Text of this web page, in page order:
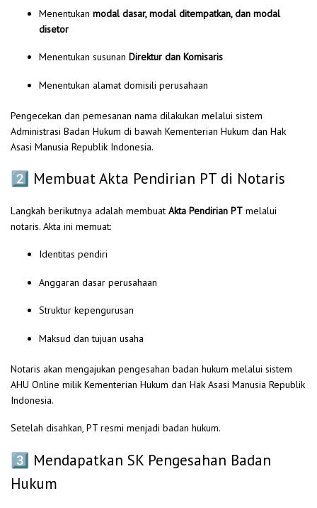
Menentukan modal dasar, modal ditempatkan, dan modal
disetor
Menentukan susunan Direktur dan Komisaris
Menentukan alamat domisili perusahaan
Pengecekan dan pemesanan nama dilakukan melalui sistem
Administrasi Badan Hukum di bawah Kementerian Hukum dan Hak
Asasi Manusia Republik Indonesia.
2️⃣ Membuat Akta Pendirian PT di Notaris
Langkah berikutnya adalah membuat Akta Pendirian PT melalui
notaris. Akta ini memuat:
Identitas pendiri
Anggaran dasar perusahaan
Struktur kepengurusan
Maksud dan tujuan usaha
Notaris akan mengajukan pengesahan badan hukum melalui sistem
AHU Online milik Kementerian Hukum dan Hak Asasi Manusia Republik
Indonesia.
Setelah disahkan, PT resmi menjadi badan hukum.
3️⃣ Mendapatkan SK Pengesahan Badan
Hukum